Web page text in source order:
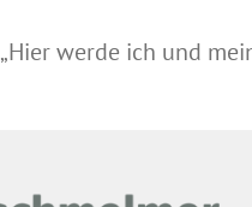
„Hier werde ich und